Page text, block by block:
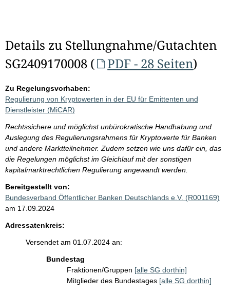
Details zu Stellungnahme/Gutachten
SG2409170008 (
PDF - 28 Seiten)
Zu Regelungsvorhaben:
Regulierung von Kryptowerten in der EU für Emittenten und
Dienstleister (MiCAR)
Rechtssichere und möglichst unbürokratische Handhabung und
Auslegung des Regulierungsrahmens für Kryptowerte für Banken
und andere Marktteilnehmer. Zudem setzen wie uns dafür ein, das
die Regelungen möglichst im Gleichlauf mit der sonstigen
kapitalmarktrechtlichen Regulierung angewandt werden.
Bereitgestellt von:
Bundesverband Öffentlicher Banken Deutschlands e.V. (R001169)
am 17.09.2024
Adressatenkreis:
Versendet am 01.07.2024 an:
Bundestag
Fraktionen/Gruppen [alle SG dorthin]
Mitglieder des Bundestages [alle SG dorthin]